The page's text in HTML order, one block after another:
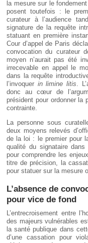
la mesure sur le
posent toutefois : le
curateur à l’audience
signature de la requête
statuant en première
Cour d’appel de Paris
convocation du curateur
moyen n’aurait pas été
irrecevable en appel le
dans la requête
l’invoquer in limine litis.
donc au cœur de
président pour ordonner la
contrainte.
La personne sous
deux moyens relevés
de la loi : le premier pour
qualité du signataire dans
pour comprendre les
titre de précision, la
pour statuer sur la mesure
L’absence de
pour vice de fond
L’entrecroisement entre
des majeurs vulnérables
la santé publique dans
d’une cassation pour